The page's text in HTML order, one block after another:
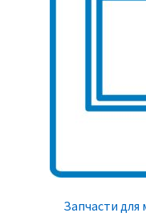
Запчасти